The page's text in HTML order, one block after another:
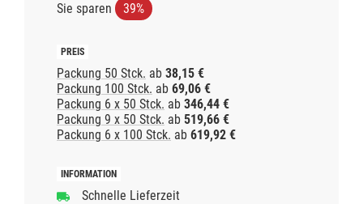
Sie sparen 39%
Packung 50 Stck. ab 38,15 €
Packung 100 Stck. ab 69,06 €
Packung 6 x 50 Stck. ab 346,44 €
Packung 9 x 50 Stck. ab 519,66 €
Packung 6 x 100 Stck. ab 619,92 €
Schnelle Lieferzeit